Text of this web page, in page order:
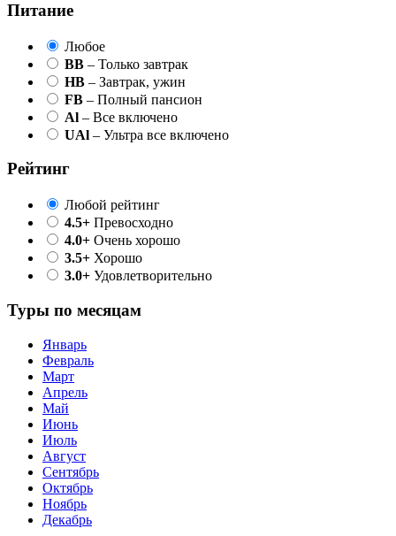
Питание
Любое
BB – Только завтрак
HB – Завтрак, ужин
FB – Полный пансион
Al – Все включено
UAl – Ультра все включено
Рейтинг
Любой рейтинг
4.5+ Превосходно
4.0+ Очень хорошо
3.5+ Хорошо
3.0+ Удовлетворительно
Туры по месяцам
Январь
Февраль
Март
Апрель
Май
Июнь
Июль
Август
Сентябрь
Октябрь
Ноябрь
Декабрь